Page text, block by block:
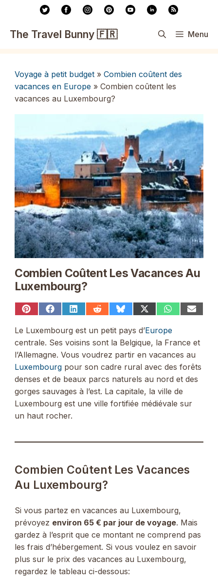
contenu
The Travel Bunny 🇫🇷 Menu
Voyage à petit budget » Combien coûtent des
vacances en Europe » Combien coûtent les
vacances au Luxembourg?
Combien Coûtent Les Vacances Au
Luxembourg?
Share
Pinterest
Share
Facebook
Share
LinkedIn
Share
Reddit
Share
Bluesky
Share
X
(Twitter)
ShareShare
Le Luxembourg est un petit pays d’Europe
centrale. Ses voisins sont la Belgique, la France et
l’Allemagne. Vous voudrez partir en vacances au
Luxembourg pour son cadre rural avec des forêts
denses et de beaux parcs naturels au nord et des
gorges sauvages à l’est. La capitale, la ville de
Luxembourg est une ville fortifiée médiévale sur
un haut rocher.
Combien Coûtent Les Vacances
Au Luxembourg?
Si vous partez en vacances au Luxembourg,
prévoyez environ 65 € par jour de voyage. Mais
gardez à l’esprit que ce montant ne comprend pas
les frais d’hébergement. Si vous voulez en savoir
plus sur le prix des vacances au Luxembourg,
regardez le tableau ci-dessous: